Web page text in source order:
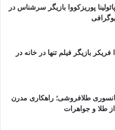
پوریزکووا بازیگر سرشناس در
بازیگر فیلم تنها در خانه در
طلافروشی؛ راهکاری مدرن
طلا و جواهرات